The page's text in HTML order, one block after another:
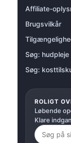
Affiliate-
Brugsvilkår
Søg: hudpleje
Søg:
ROLIGT
Løbende
Klare